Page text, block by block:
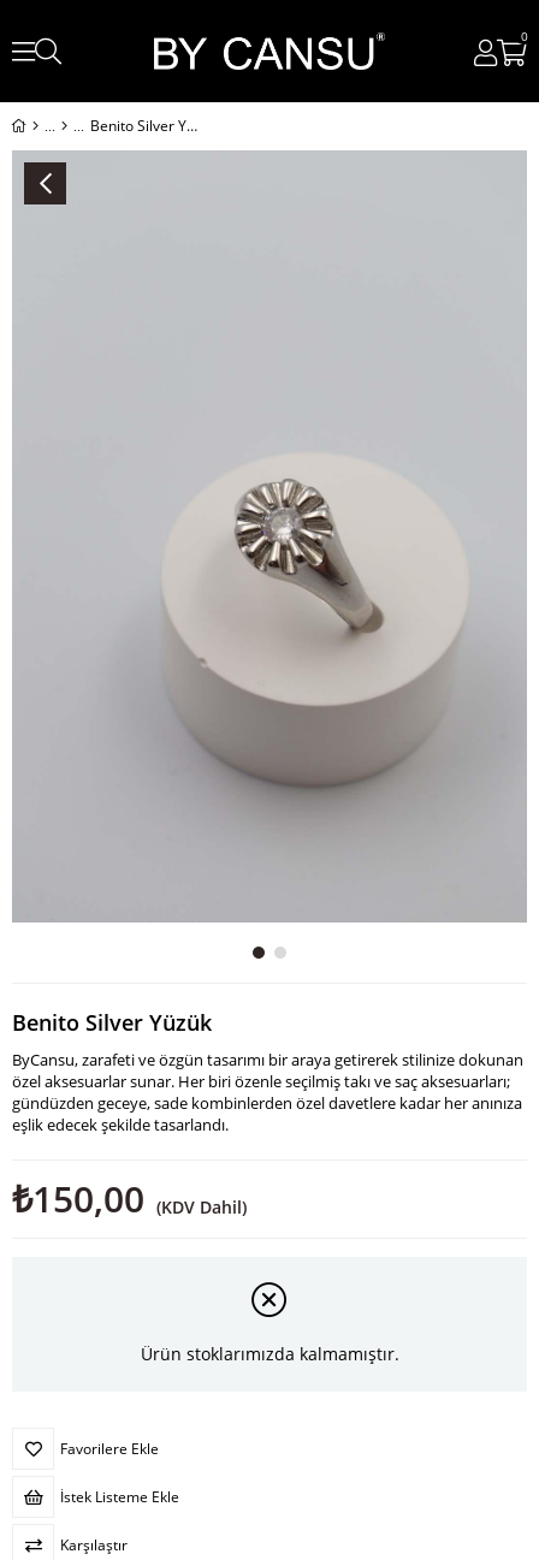
0
Benito Silver Yüzük
Benito Silver Yüzük
ByCansu, zarafeti ve özgün tasarımı bir araya getirerek stilinize dokunan
özel aksesuarlar sunar. Her biri özenle seçilmiş takı ve saç aksesuarları;
gündüzden geceye, sade kombinlerden özel davetlere kadar her anınıza
eşlik edecek şekilde tasarlandı.
₺150,00 (KDV Dahil)
Ürün stoklarımızda kalmamıştır.
Favorilere Ekle
İstek Listeme Ekle
Karşılaştır